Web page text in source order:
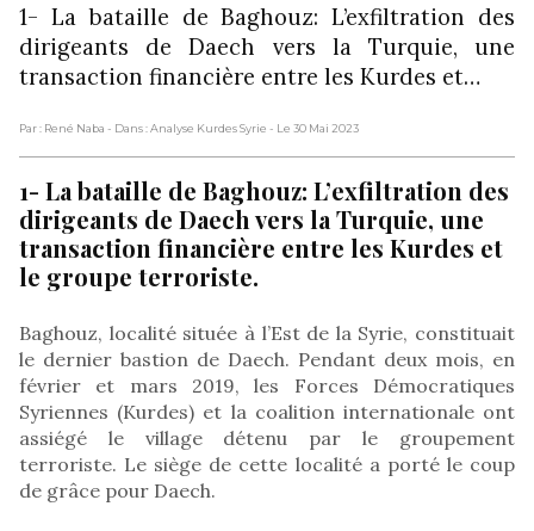
1- La bataille de Baghouz: L’exfiltration des
dirigeants de Daech vers la Turquie, une
transaction financière entre les Kurdes et…
Par : René Naba - Dans : Analyse Kurdes Syrie - Le 30 Mai 2023
1- La bataille de Baghouz: L’exfiltration des
dirigeants de Daech vers la Turquie, une
transaction financière entre les Kurdes et
le groupe terroriste.
Baghouz, localité située à l’Est de la Syrie, constituait
le dernier bastion de Daech. Pendant deux mois, en
février et mars 2019, les Forces Démocratiques
Syriennes (Kurdes) et la coalition internationale ont
assiégé le village détenu par le groupement
terroriste. Le siège de cette localité a porté le coup
de grâce pour Daech.